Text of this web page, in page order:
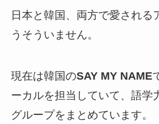
日本と韓国、両方で愛される
うそういません。
現在は韓国のSAY MY NAME
ーカルを担当していて、語学
グループをまとめています。